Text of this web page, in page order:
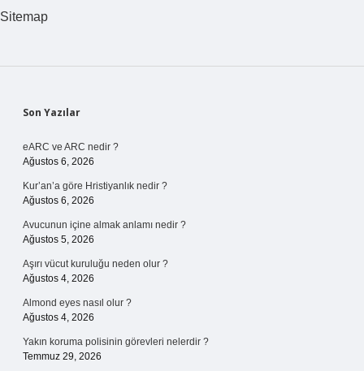
Sitemap
Sidebar
Son Yazılar
eARC ve ARC nedir ?
Ağustos 6, 2026
Kur’an’a göre Hristiyanlık nedir ?
Ağustos 6, 2026
Avucunun içine almak anlamı nedir ?
Ağustos 5, 2026
Aşırı vücut kuruluğu neden olur ?
Ağustos 4, 2026
Almond eyes nasıl olur ?
Ağustos 4, 2026
Yakın koruma polisinin görevleri nelerdir ?
Temmuz 29, 2026